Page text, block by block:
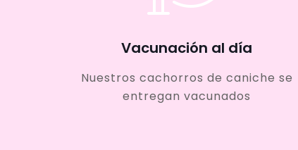
Vacunación al día
Nuestros cachorros de caniche se
entregan vacunados